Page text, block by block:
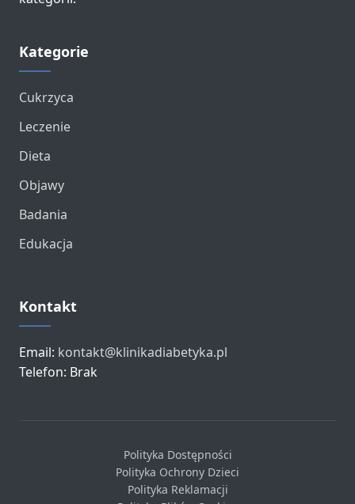
Kategorie
Cukrzyca
Leczenie
Dieta
Objawy
Badania
Edukacja
Kontakt
Email: kontakt@klinikadiabetyka.pl
Telefon: Brak
Polityka Dostępności
Polityka Ochrony Dzieci
Polityka Reklamacji